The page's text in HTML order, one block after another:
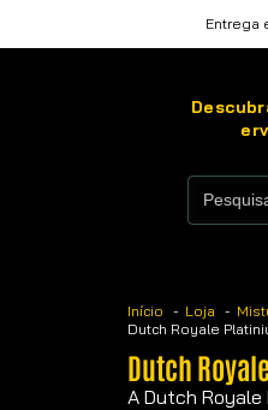
Entrega
Início Loja
Dutch Royale
Dutch
A Dutch Royale